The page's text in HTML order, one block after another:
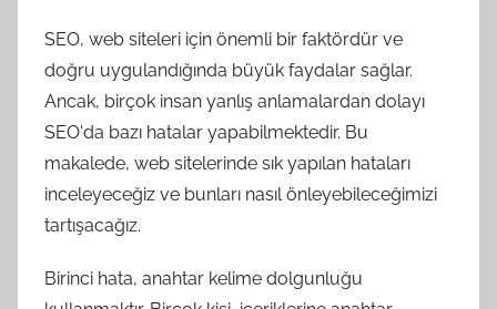
SEO, web siteleri için önemli bir faktördür ve
doğru uygulandığında büyük faydalar sağlar.
Ancak, birçok insan yanlış anlamalardan dolayı
SEO'da bazı hatalar yapabilmektedir. Bu
makalede, web sitelerinde sık yapılan hataları
inceleyeceğiz ve bunları nasıl önleyebileceğimizi
tartışacağız.
Birinci hata, anahtar kelime dolgunluğu